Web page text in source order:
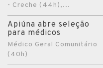
- Creche (44h),...
Apiúna abre seleção
para médicos
Médico Geral Comunitário
(40h)